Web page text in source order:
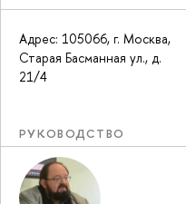
Адрес: 105066, г. Москва,
Старая Басманная ул., д.
21/4
РУКОВОДСТВО